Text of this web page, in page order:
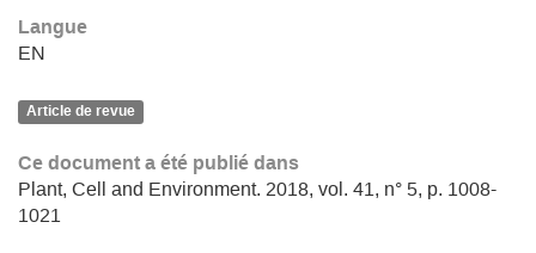
Langue
EN
Article de revue
Ce document a été publié dans
Plant, Cell and Environment. 2018, vol. 41, n° 5, p. 1008-
1021